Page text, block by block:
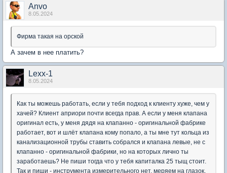
Anvo
8.05.2024
Фирма такая на орской
А зачем в нее платить?
Lexx-1
8.05.2024
Как ты можешь работать, если у тебя подход к клиенту хуже, чем у
хачей? Клиент априори почти всегда прав. А если у меня клапана
оригинал есть, у меня дядя на клапанно - оригинальной фабрике
работает, вот и шлёт клапана кому попало, а ты мне тут кольца из
канализационной трубы ставить собрался и клапана левые, не с
клапанно - оригинальной фабрики, но на которых лично ты
заработаешь? Не пиши тогда что у тебя капиталка 25 тыщ стоит.
Так и пиши - инструмента измерительного нет, меряем на глазок,